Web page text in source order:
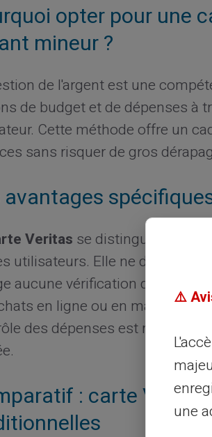
opter pour une
mineur ?
de l'argent est une
de budget et de dépenses à
Cette méthode offre un
sans risquer de gros
avantages
Veritas se distingue par ses
utilisateurs. Elle ne demande
aucune vérification de crédit,
en ligne ou en magasin,
des dépenses est réalisable
: carte
⚠️
une